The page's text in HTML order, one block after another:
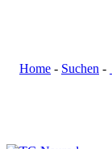
Home - Suchen -